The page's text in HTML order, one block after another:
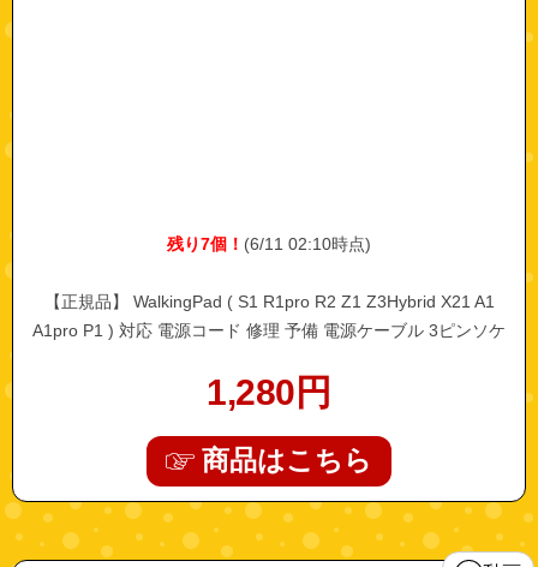
残り7個！ (6/11 02:10時点)
【正規品】 WalkingPad ( S1 R1pro R2 Z1 Z3Hybrid X21 A1
A1pro P1 ) 対応 電源コード 修理 予備 電源ケーブル 3ピンソケ
ランニングマシーン ランニングマシン ケーブル 家電 電化製品
電圧 電気 充電 周辺機器
1,280 円
商品はこちら
"walkingpad_z3_wp400p42"